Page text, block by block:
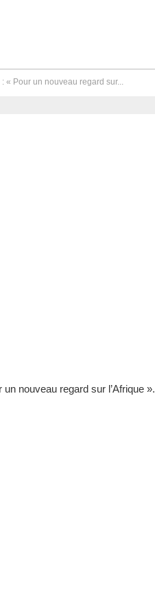
« Pour un nouveau regard sur...
nouveau regard sur l’Afrique ».